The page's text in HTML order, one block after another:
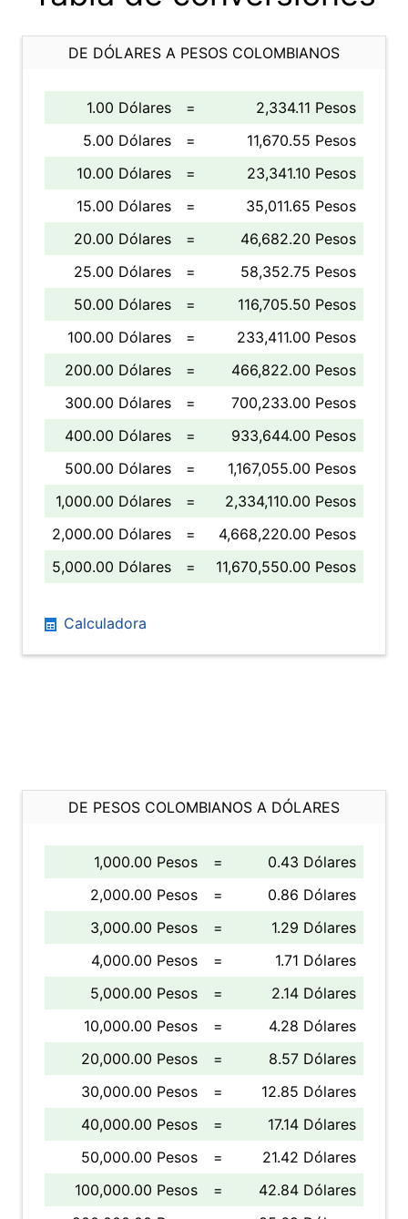
DE DÓLARES A PESOS COLOMBIANOS
1.00 Dólares =
2,334.11 Pesos
5.00 Dólares
=
11,670.55 Pesos
10.00 Dólares
=
23,341.10 Pesos
15.00 Dólares
=
35,011.65 Pesos
20.00 Dólares
=
46,682.20 Pesos
25.00 Dólares
=
58,352.75 Pesos
50.00 Dólares
=
116,705.50 Pesos
100.00 Dólares
=
233,411.00 Pesos
200.00 Dólares
=
466,822.00 Pesos
300.00 Dólares
=
700,233.00 Pesos
400.00 Dólares
=
933,644.00 Pesos
500.00 Dólares
=
1,167,055.00 Pesos
1,000.00 Dólares
=
2,334,110.00 Pesos
2,000.00 Dólares
=
4,668,220.00 Pesos
5,000.00 Dólares
= 11,670,550.00 Pesos
Calculadora
DE PESOS COLOMBIANOS A DÓLARES
1,000.00 Pesos =
0.43 Dólares
2,000.00 Pesos
=
0.86 Dólares
3,000.00 Pesos
=
1.29 Dólares
4,000.00 Pesos
=
1.71 Dólares
5,000.00 Pesos
=
2.14 Dólares
10,000.00 Pesos
=
4.28 Dólares
20,000.00 Pesos
=
8.57 Dólares
30,000.00 Pesos
=
12.85 Dólares
40,000.00 Pesos
=
17.14 Dólares
50,000.00 Pesos
=
21.42 Dólares
100,000.00 Pesos
=
42.84 Dólares